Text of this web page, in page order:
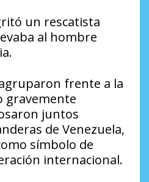
un rescatista
al hombre
frente a la
gravemente
juntos
de Venezuela,
símbolo de
internacional.